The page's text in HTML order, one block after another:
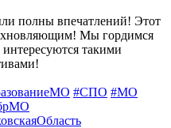
полны впечатлений! Этот
Мы гордимся
такими
#СПО #МО